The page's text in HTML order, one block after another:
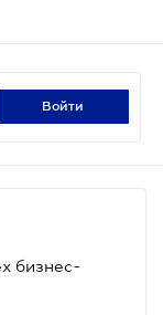
войти
бизнес-